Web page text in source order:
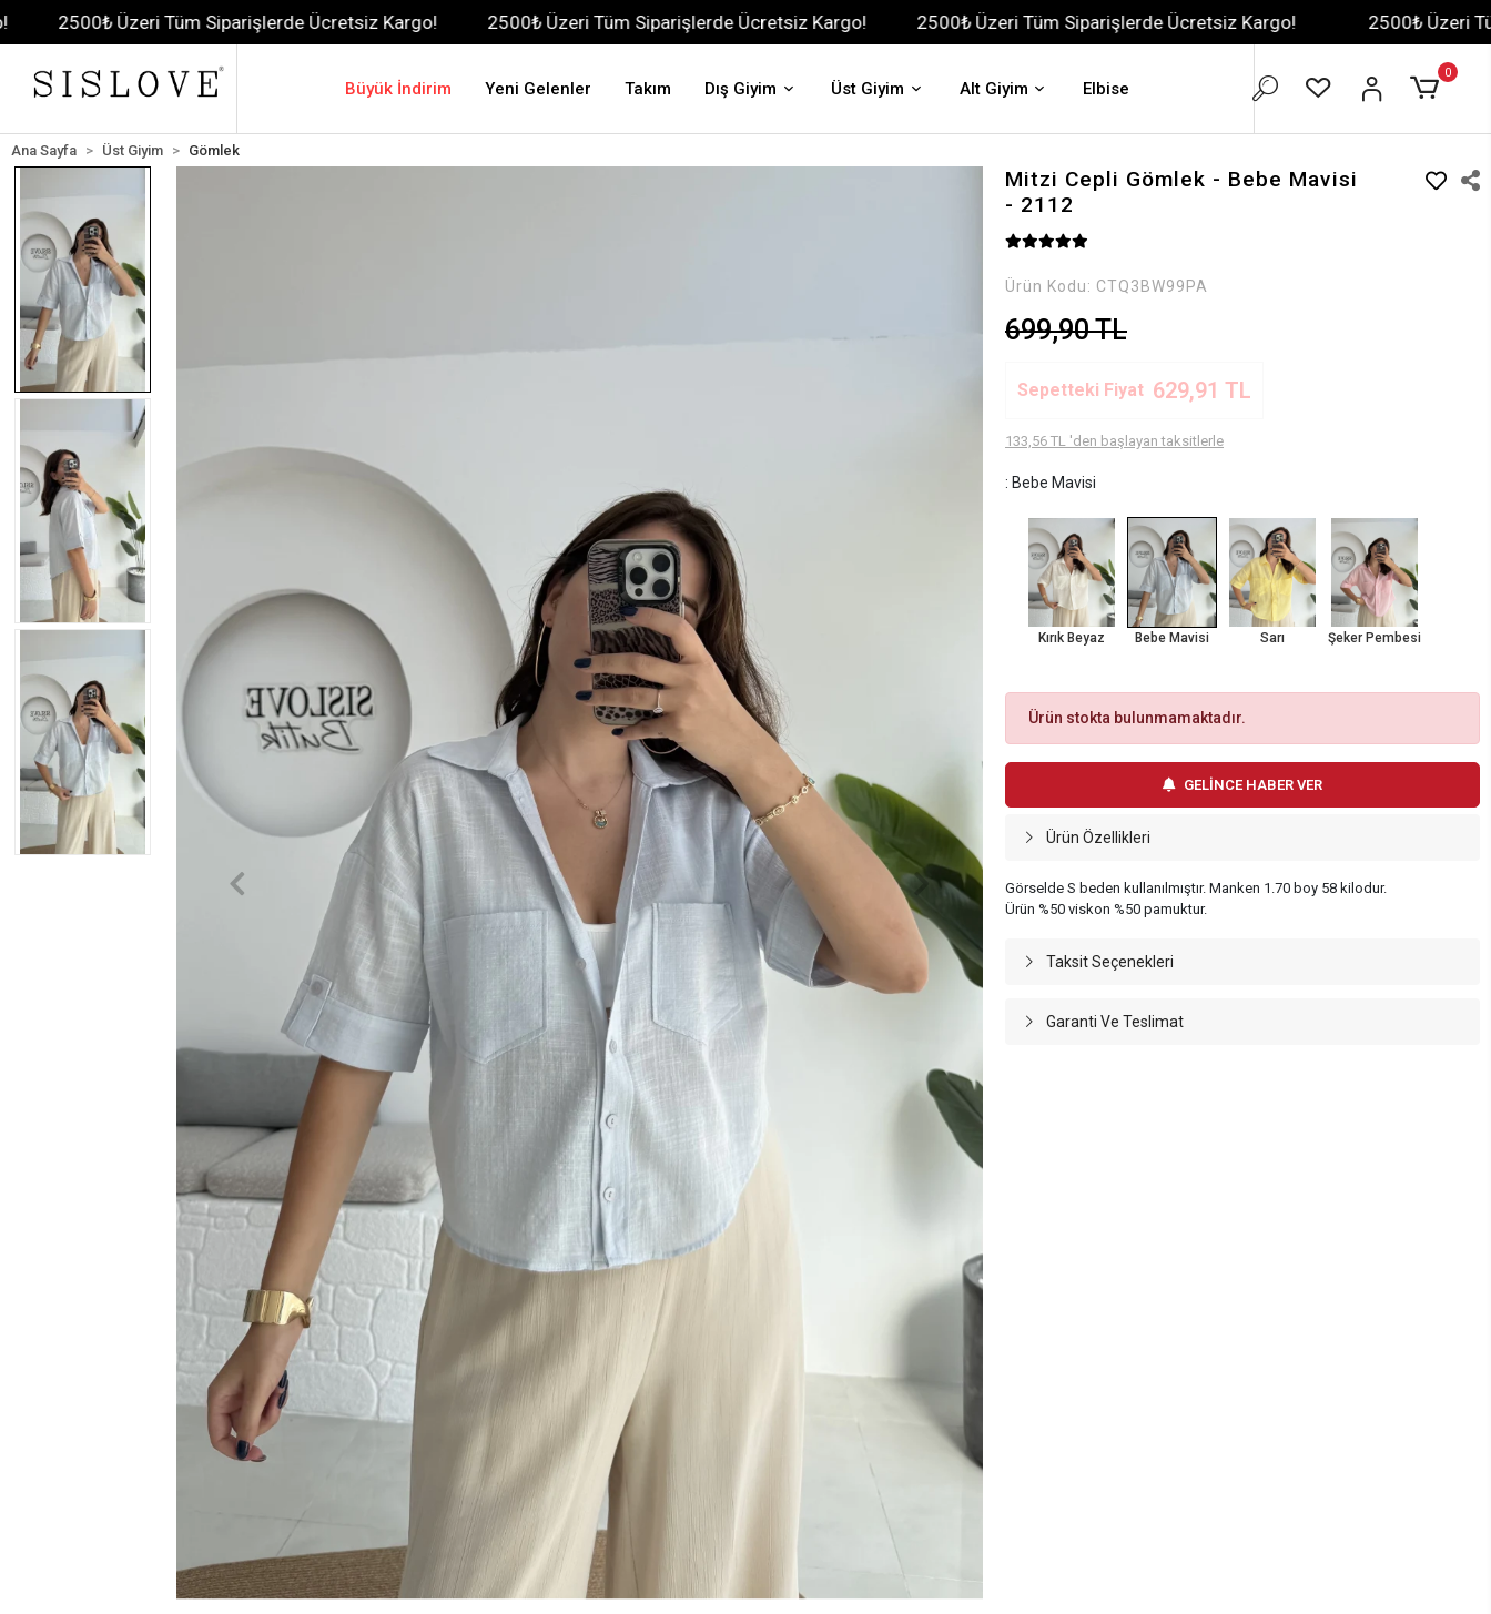
Üzeri Tüm Siparişlerde Ücretsiz Kargo! 2500₺ Üzeri Tüm Siparişlerde Ücretsiz Kargo! 2500₺ Üzeri Tüm Siparişlerde Ücretsiz Kargo! 2500₺ Üzeri Tüm
Büyük İndirim Yeni Gelenler Takım Dış Giyim Üst Giyim Alt Giyim Elbise
0
Ana Sayfa Üst Giyim Gömlek
Mitzi Cepli Gömlek - Bebe Mavisi
- 2112
Ürün Kodu: CTQ3BW99PA
699,90 TL
Sepetteki Fiyat 629,91 TL
133,56 TL 'den başlayan taksitlerle
: Bebe Mavisi
Kırık Beyaz Bebe Mavisi Sarı Şeker Pembesi
Ürün stokta bulunmamaktadır.
GELİNCE HABER VER
Ürün Özellikleri
Görselde S beden kullanılmıştır. Manken 1.70 boy 58 kilodur.
Ürün %50 viskon %50 pamuktur.
Taksit Seçenekleri
Garanti Ve Teslimat